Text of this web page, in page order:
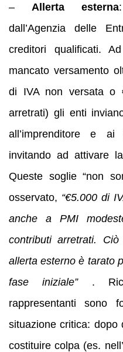
– Allerta esterna
dall’Agenzia delle
creditori qualificati.
mancato versamento
di IVA non versata o
arretrati) gli enti
all’imprenditore e ai
invitando ad attivare
Queste soglie “non
osservato, “€5.000 di
anche a PMI
contributi arretrati.
allerta esterno è tarato
fase iniziale”.
rappresentanti sono
situazione critica:
costituire colpa (es.